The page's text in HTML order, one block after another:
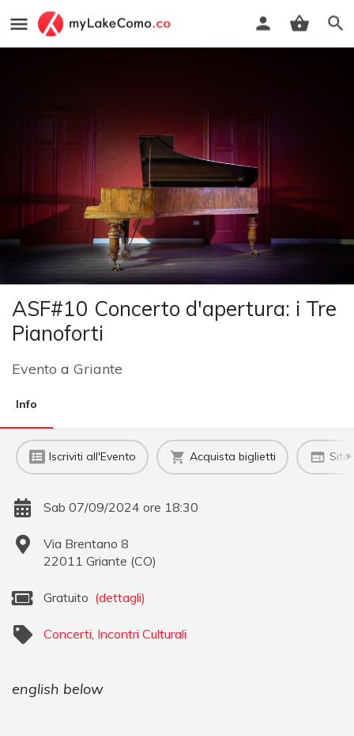
ASF#10 Concerto d'apertura: i Tre
Pianoforti
Evento a Griante
Info
Iscriviti all'Evento Acquista biglietti Sito
Sab 07/09/2024 ore 18:30
Via Brentano 8
22011 Griante (CO)
Gratuito (dettagli)
Concerti Incontri Culturali
english below